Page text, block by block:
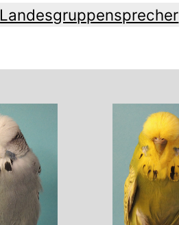
Landesgruppensprecher